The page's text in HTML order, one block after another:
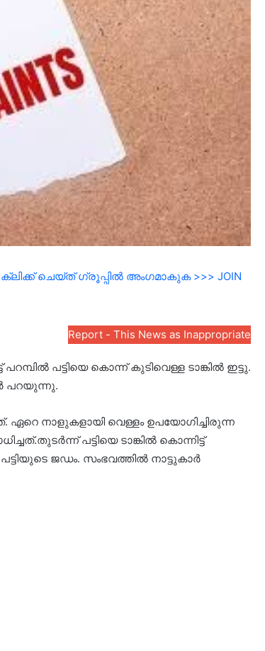
ചെയ്ത് ഗ്രൂപ്പിൽ അംഗമാകുക >>> JOIN
Report - This News as Inappropriate
പട്ടിയെ കൊന്ന് കുടിവെള്ള ടാങ്കിൽ ഇട്ടു.
പറയുന്നു.
നാളുകളായി വെള്ളം ഉപയോഗിച്ചിരുന്ന
പട്ടിയെ ടാങ്കിൽ കൊന്നിട്ട്
ജഡം. സംഭവത്തിൽ നാട്ടുകാർ